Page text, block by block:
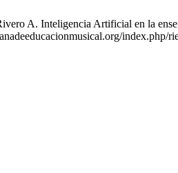
A. Inteligencia Artificial en la
index.php/